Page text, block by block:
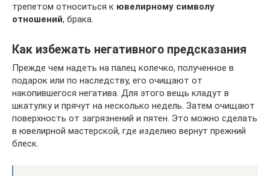
трепетом относиться к ювелирному символу
отношений, брака.
Как избежать негативного предсказания
Прежде чем надеть на палец колечко, полученное в
подарок или по наследству, его очищают от
накопившегося негатива. Для этого вещь кладут в
шкатулку и прячут на несколько недель. Затем очищают
поверхность от загрязнений и пятен. Это можно сделать
в ювелирной мастерской, где изделию вернут прежний
блеск.